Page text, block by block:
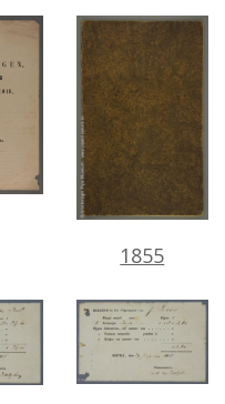
1855